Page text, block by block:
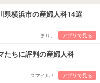
県横浜市の産婦人科14選
まり。 アプリで見る
たちに評判の産婦人科
スマイル！ アプリで見る